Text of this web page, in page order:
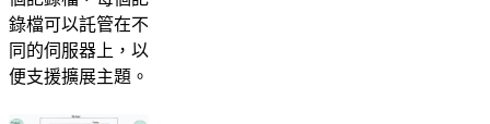
錄檔可以託管在不
同的伺服器上，以
便支援擴展主題。